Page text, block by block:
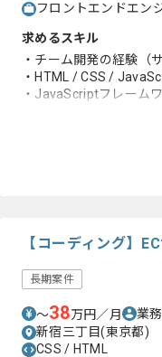
フロントエンドエン
求めるスキル
・チーム開発の経験（
・HTML / CSS /
・JavaScriptフレーム
【コーディング】
長期案件
〜38万円／月 業
新宿三丁目(東京都)
CSS / HTML